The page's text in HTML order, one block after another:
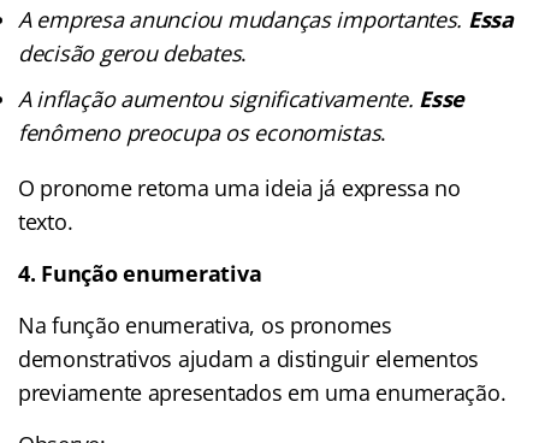
A empresa anunciou mudanças importantes. Essa
decisão gerou debates.
A inflação aumentou significativamente. Esse
fenômeno preocupa os economistas.
O pronome retoma uma ideia já expressa no
texto.
4. Função enumerativa
Na função enumerativa, os pronomes
demonstrativos ajudam a distinguir elementos
previamente apresentados em uma enumeração.